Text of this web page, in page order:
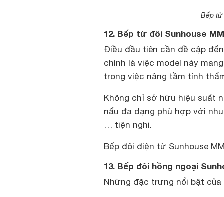
Bếp từ
12. Bếp từ đôi Sunhouse
Điều đầu tiên cần đề cập
chính là việc model này
trong việc nâng tầm tính
Không chỉ sở hữu hiệu suất
nấu đa dạng phù hợp với
… tiện nghi.
Bếp đôi điện từ Sunhouse
13. Bếp đôi hồng ngoại
Những đặc trưng nổi bật của